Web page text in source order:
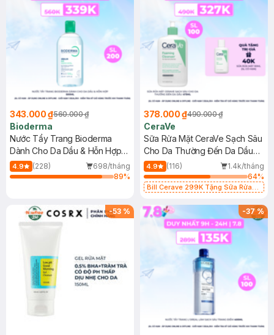
343.000 ₫560.000 ₫
Bioderma
Nước Tẩy Trang Bioderma
Dành Cho Da Dầu & Hỗn Hợp
500ml
4.9 (228)
698/tháng
89%
378.000 ₫490.000 ₫
CeraVe
Sữa Rửa Mặt CeraVe Sạch Sâu
Cho Da Thường Đến Da Dầu
473ml
4.9 (116)
1.4k/tháng
64%
Bill Cerave 299K Tặng Sữa Rửa
-53 % -37%